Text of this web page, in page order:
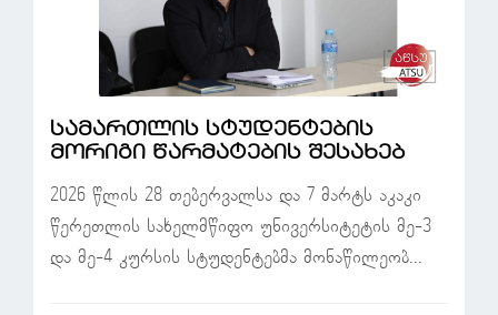
სამართლის სტუდენტების
მორიგი წარმატების შესახებ
2026 წლის 28 თებერვალსა და 7 მარტს აკაკი
წერეთლის სახელმწიფო უნივერსიტეტის მე-3
და მე-4 კურსის სტუდენტებმა მონაწილეობ...